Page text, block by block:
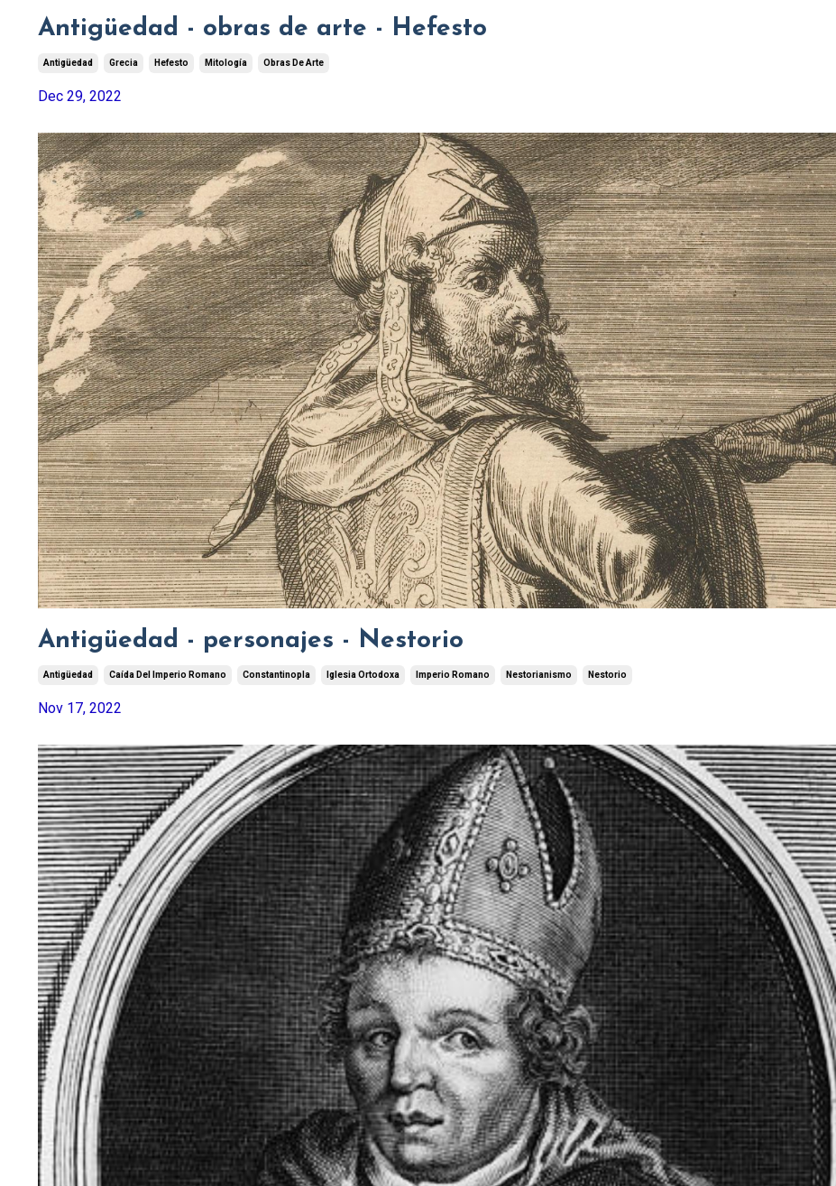
Antigüedad - obras de arte - Hefesto
Antigüedad Grecia Hefesto Mitología Obras De Arte
Dec 29, 2022
Antigüedad - personajes - Nestorio
Antigüedad Caída Del Imperio Romano Constantinopla Iglesia Ortodoxa Imperio Romano Nestorianismo Nestorio
Nov 17, 2022